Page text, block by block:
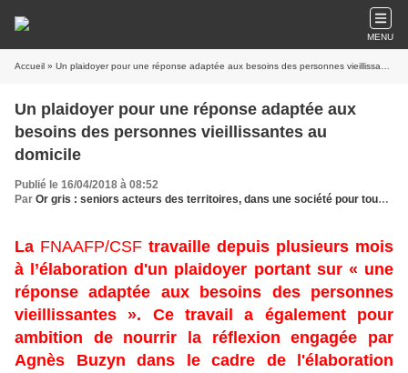
MENU
Accueil » Un plaidoyer pour une réponse adaptée aux besoins des personnes vieillissantes au domicile
Un plaidoyer pour une réponse adaptée aux
besoins des personnes vieillissantes au
domicile
Publié le 16/04/2018 à 08:52
Par Or gris : seniors acteurs des territoires, dans une société pour tous les âges
La FNAAFP/CSF travaille depuis plusieurs mois
à l’élaboration d'un plaidoyer portant sur « une
réponse adaptée aux besoins des personnes
vieillissantes ». Ce travail a également pour
ambition de nourrir la réflexion engagée par
Agnès Buzyn dans le cadre de l'élaboration